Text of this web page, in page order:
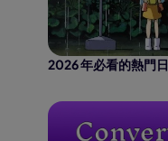
2026 年必看的熱門